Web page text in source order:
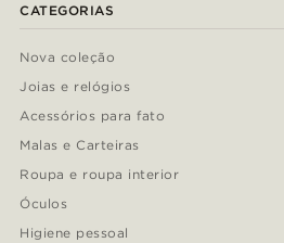
CATEGORIAS
Nova coleção
Joias e relógios
Acessórios para fato
Malas e Carteiras
Roupa e roupa interior
Óculos
Higiene pessoal